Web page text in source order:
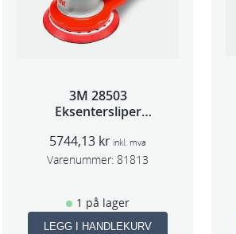
3M 28503
Eksentersliper
slag 75mm
5744,13 kr inkl. mva
Varenummer: 81813
1 på lager
LEGG I HANDLEKURV